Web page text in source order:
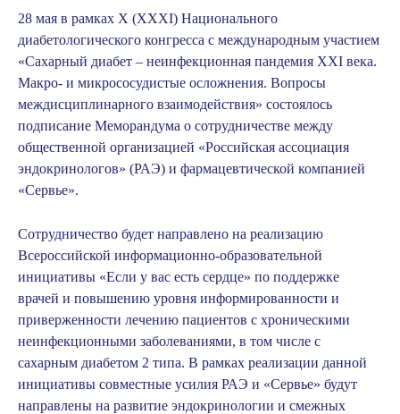
28 мая в рамках Х (XXXI) Национального
диабетологического конгресса с международным участием
«Сахарный диабет – неинфекционная пандемия XXI века.
Макро- и микрососудистые осложнения. Вопросы
междисциплинарного взаимодействия» состоялось
подписание Меморандума о сотрудничестве между
общественной организацией «Российская ассоциация
эндокринологов» (РАЭ) и фармацевтической компанией
«Сервье».
Сотрудничество будет направлено на реализацию
Всероссийской информационно-образовательной
инициативы «Если у вас есть сердце» по поддержке
врачей и повышению уровня информированности и
приверженности лечению пациентов с хроническими
неинфекционными заболеваниями, в том числе с
сахарным диабетом 2 типа. В рамках реализации данной
инициативы совместные усилия РАЭ и «Сервье» будут
направлены на развитие эндокринологии и смежных